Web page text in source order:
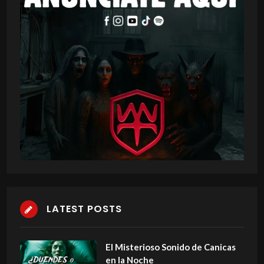
LATEST POSTS
El Misterioso Sonido de Canicas
en la Noche